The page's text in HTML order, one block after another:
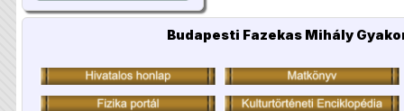
Budapesti Fazekas Mihály